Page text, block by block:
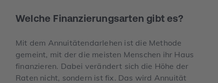
Welche Finanzierungsarten gibt es?
Mit dem Annuitätendarlehen ist die Methode
gemeint, mit der die meisten Menschen ihr Haus
finanzieren. Dabei verändert sich die Höhe der
Raten nicht, sondern ist fix. Das wird Annuität